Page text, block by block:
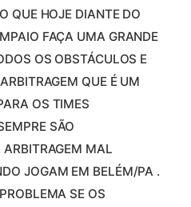
QUE HOJE DIANTE DO
FAÇA UMA GRANDE
OS OBSTÁCULOS E
QUE É UM
OS TIMES
SÃO
MAL
JOGAM EM BELÉM/PA .
SE OS